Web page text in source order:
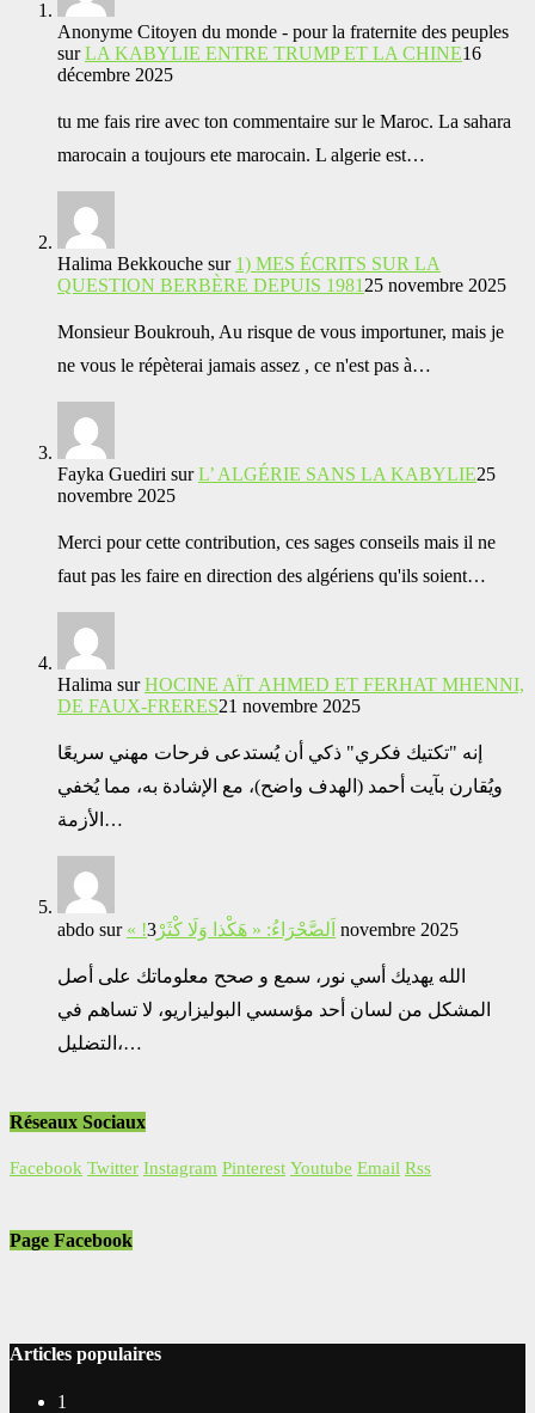
Anonyme Citoyen du monde - pour la fraternite des peuples
surLA KABYLIE ENTRE TRUMP ET LA CHINE16
décembre 2025
tu me fais rire avec ton commentaire sur le Maroc. La sahara
marocain a toujours ete marocain. L algerie est…
Halima Bekkouche sur 1) MES ÉCRITS SUR LA
QUESTION BERBÈRE DEPUIS 1981 25 novembre 2025
Monsieur Boukrouh, Au risque de vous importuner, mais je
ne vous le répèterai jamais assez , ce n'est pas à…
Fayka Guediri surL’ ALGÉRIE SANS LA KABYLIE25
novembre 2025
Merci pour cette contribution, ces sages conseils mais il ne
faut pas les faire en direction des algériens qu'ils soient…
Halima surHOCINE AÏT AHMED ET FERHAT MHENNI,
DE FAUX-FRERES21 novembre 2025
إنه "تكتيك فكري" ذكي أن يُستدعى فرحات مهني سريعًا
ويُقارن بآيت أحمد (الهدف واضح)، مع الإشادة به، مما يُخفي
الأزمة…
abdo sur « !اَلصَّحْرَاءُ: « هَكْذا وَلَا كْثَرْ 3 novembre 2025
الله يهديك أسي نور، سمع و صحح معلوماتك على أصل
المشكل من لسان أحد مؤسسي البوليزاريو، لا تساهم في
التضليل،…
Réseaux Sociaux
Facebook Twitter Instagram Pinterest Youtube Email Rss
Page Facebook
Articles populaires
1